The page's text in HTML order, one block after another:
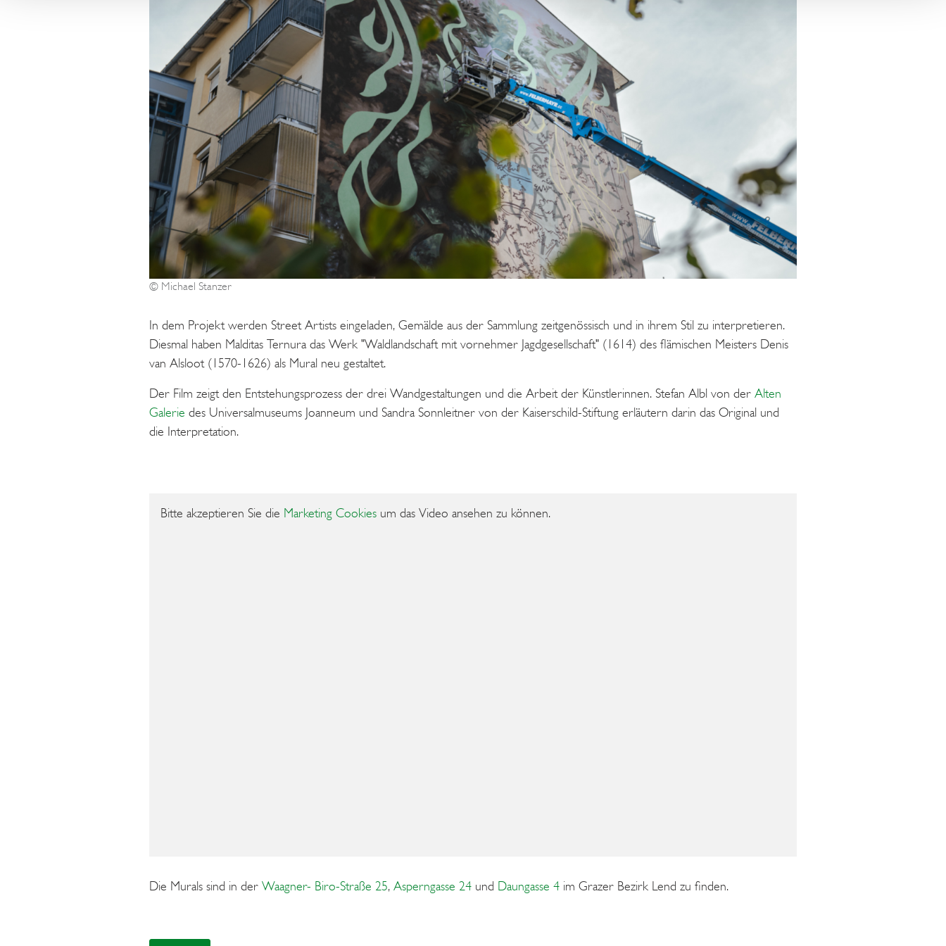
können Sie auf der Website des Handelsministeriums der USA
unterhttps://www.dataprivacyframework.gov. Bei nicht-
zertifizierten Unternehmen besteht weiterhin das Risiko, dass Ihre
Daten durch US-Behörden zu Kontroll- und
Überwachungszwecken verarbeitet werden könnten, ohne dass
hiergegen ausreichende Rechtsmittel zur Verfügung stehen.
Indem Sie auf 'Alle Cookies zulassen' klicken, willigen Sie der
Verwendung von Cookies und der Datenverarbeitung durch
unsere Partner ein, einschließlich möglicher Datenübermittlungen
in die USA.
Wenn Sie auf "Nur notwendige Cookies" klicken, findet keine
Übermittlung an Dritte oder in die USA statt. Sie können Ihre
Cookie-Einstellungen jederzeit im Footer ändern. Weitere
Informationen über die Verwendung Ihrer Daten finden Sie in
unserer
Datenschutzerklärung
© Michael Stanzer
In dem Projekt werden Street Artists eingeladen, Gemälde aus der Sammlung zeitgenössisch und in ihrem Stil zu interpretieren.
Diesmal haben Malditas Ternura das Werk "Waldlandschaft mit vornehmer Jagdgesellschaft" (1614) des flämischen Meisters Denis
van Alsloot (1570-1626) als Mural neu gestaltet.
Der Film zeigt den Entstehungsprozess der drei Wandgestaltungen und die Arbeit der Künstlerinnen. Stefan Albl von der Alten
Galerie des Universalmuseums Joanneum und Sandra Sonnleitner von der Kaiserschild-Stiftung erläutern darin das Original und
die Interpretation.
Bitte akzeptieren Sie die Marketing Cookies um das Video ansehen zu können.
Die Murals sind in der Waagner- Biro-Straße 25, Asperngasse 24 und Daungasse 4 im Grazer Bezirk Lend zu finden.